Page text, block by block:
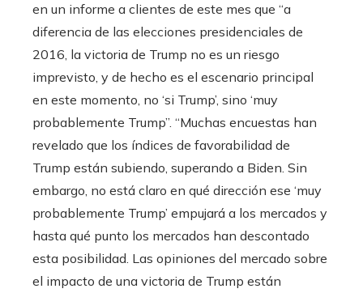
en un informe a clientes de este mes que “a
diferencia de las elecciones presidenciales de
2016, la victoria de Trump no es un riesgo
imprevisto, y de hecho es el escenario principal
en este momento, no ‘si Trump’, sino ‘muy
probablemente Trump”. “Muchas encuestas han
revelado que los índices de favorabilidad de
Trump están subiendo, superando a Biden. Sin
embargo, no está claro en qué dirección ese ‘muy
probablemente Trump’ empujará a los mercados y
hasta qué punto los mercados han descontado
esta posibilidad. Las opiniones del mercado sobre
el impacto de una victoria de Trump están